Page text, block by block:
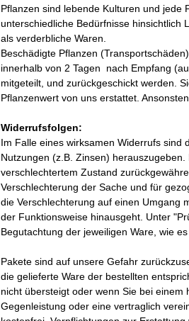
Pflanzen sind lebende Kulturen und jede
unterschiedliche Bedürfnisse hinsichtlich
als verderbliche Waren.
Beschädigte Pflanzen
innerhalb von 2 Tagen nach Empfang
mitgeteilt, und zurückgeschickt werden.
Pflanzenwert von uns erstattet.
Widerrufsfolgen:
Im Falle eines wirksamen Widerrufs
Nutzungen (z.B. Zinsen)
verschlechtertem Zustand
Verschlechterung der Sache und für
die Verschlechterung auf einen Umgang
der Funktionsweise hinausgeht. Unter
Begutachtung der jeweiligen Ware, wie
Pakete sind auf unsere Gefahr
die gelieferte Ware der bestellten
nicht übersteigt oder wenn Sie bei
Gegenleistung oder eine vertraglich